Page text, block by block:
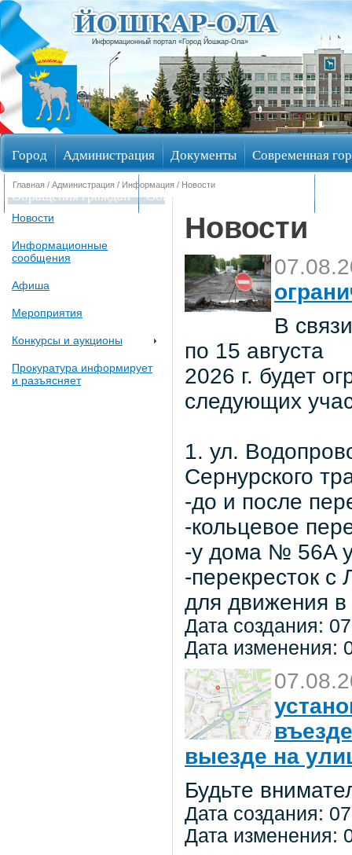
Информационный портал «Город Йошкар-Ола»
Город Администрация Документы Современная
Обращения граждан Общественные обсуждения
Главная / Администрация / Информация / Новости
Новости
Информационные
сообщения
Афиша
Мероприятия
Конкурсы и аукционы
Прокуратура информирует
и разъясняет
Новости
В
по 15 августа
2026 г. будет
следующих
1. ул.
Сернурского
-до и после
-кольцевое
-у дома № 56A
-перекресток с
для движения
Дата создания:
Дата изменения:
выезде на
Будьте
Дата создания:
Дата изменения: